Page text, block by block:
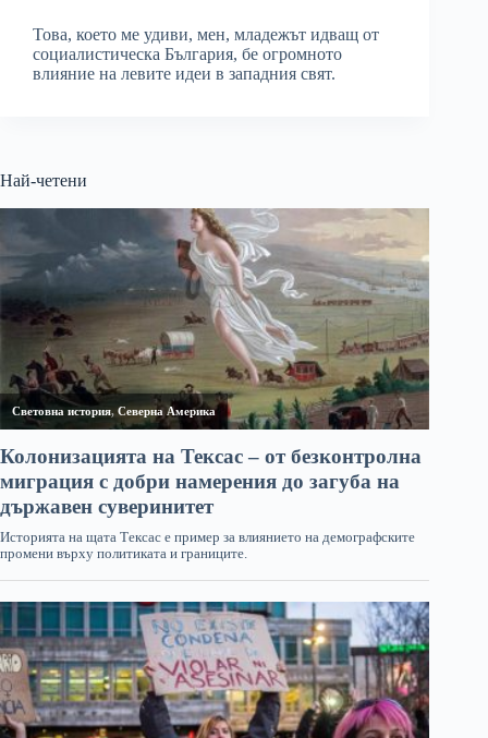
Това, което ме удиви, мен, младежът идващ от
социалистическа България, бе огромното
влияние на левите идеи в западния свят.
Най-четени